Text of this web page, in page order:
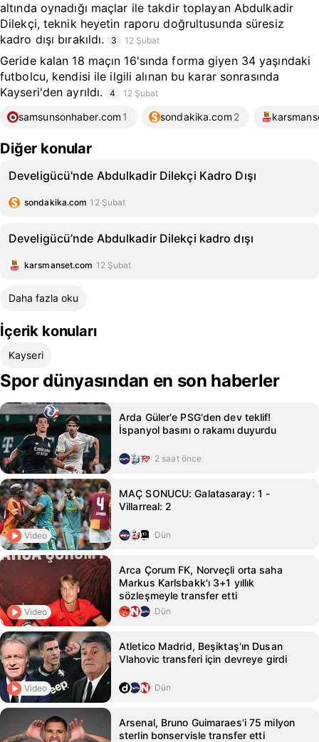
altında oynadığı maçlar ile takdir toplayan Abdulkadir
Dilekçi, teknik heyetin raporu doğrultusunda süresiz
kadro dışı bırakıldı.
3 12 Şubat
Geride kalan 18 maçın 16'sında forma giyen 34 yaşındaki
futbolcu, kendisi ile ilgili alınan bu karar sonrasında
Kayseri'den ayrıldı.
4 12 Şubat
samsunsonhaber.com 1 sondakika.com 2
Diğer konular
Develigücü'nde Abdulkadir Dilekçi Kadro Dışı
sondakika.com 12 Şubat
Develigücü’nde Abdulkadir Dilekçi kadro dışı
karsmanset.com 12 Şubat
Daha fazla oku
İçerik konuları
Kayseri
Spor dünyasından en son haberler
Arda Güler'e PSG'den dev teklif!
İspanyol basını o rakamı duyurdu
2 saat önce
Video
MAÇ SONUCU: Galatasaray: 1 -
Villarreal: 2
Dün
Video
Arca Çorum FK, Norveçli orta saha
Markus Karlsbakk'ı 3+1 yıllık
sözleşmeyle transfer etti
Dün
Video
Atletico Madrid, Beşiktaş'ın Dusan
Vlahovic transferi için devreye girdi
Dün
Arsenal, Bruno Guimaraes'i 75 milyon
sterlin bonservisle transfer etti